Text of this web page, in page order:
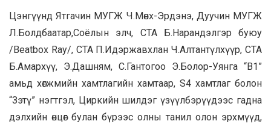
Цэнгүүнд Ятгачин МУГЖ Ч.Мөнх-Эрдэнэ, Дуучин МУГЖ
Л.Болдбаатар,Соёлын элч, СТА Б.Нарандэлгэр буюу
/Beatbox Ray/, СТА П.Идэржавхлан Ч.Алтантүлхүүр, СТА
Б.Амархүү, Э.Дашням, С.Гантогоо Э.Болор-Уянга “B1”
амьд хөгжмийн хамтлагийн хамтаар, S4 хамтлаг болон
“Зэтү” нэгтгэл, Циркийн шилдэг үзүүлбэрүүдээс гадна
дэлхийн өнцөг булан бүрээс олны танил олон эрхмүүд,